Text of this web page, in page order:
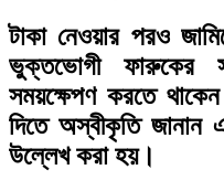
টাকা নেওয়ার পরও
ভুক্তভোগী ফারুকের
সময়ক্ষেপণ করতে
দিতে অস্বীকৃতি জানান
উল্লেখ করা হয়।